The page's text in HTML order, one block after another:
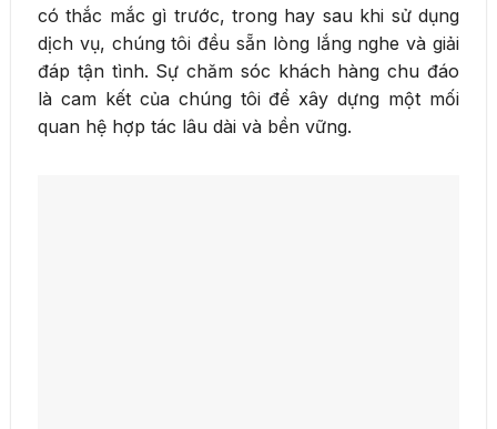
có thắc mắc gì trước, trong hay sau khi sử dụng
dịch vụ, chúng tôi đều sẵn lòng lắng nghe và giải
đáp tận tình. Sự chăm sóc khách hàng chu đáo
là cam kết của chúng tôi để xây dựng một mối
quan hệ hợp tác lâu dài và bền vững.